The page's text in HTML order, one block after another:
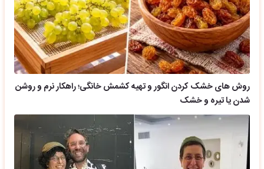
روش های خشک کردن انگور و تهیه کشمش خانگی؛ راهکار نرم و روشن
شدن یا تیره و خشک